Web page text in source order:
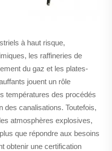
à haut risque,
les raffineries de
du gaz et les plates-
jouent un rôle
températures des procédés
des canalisations. Toutefois,
atmosphères explosives,
que répondre aux besoins
obtenir une certification